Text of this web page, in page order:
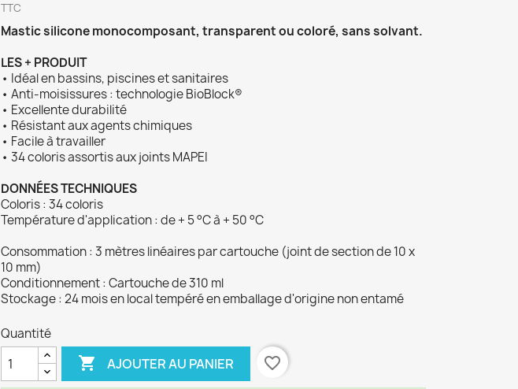
TTC
Mastic silicone monocomposant, transparent ou coloré, sans solvant.
LES + PRODUIT
• Idéal en bassins, piscines et sanitaires
• Anti-moisissures : technologie BioBlock®
• Excellente durabilité
• Résistant aux agents chimiques
• Facile à travailler
• 34 coloris assortis aux joints MAPEI
DONNÉES TECHNIQUES
Coloris : 34 coloris
Température d'application : de + 5 °C à + 50 °C
Consommation : 3 mètres linéaires par cartouche (joint de section de 10 x
10 mm)
Conditionnement : Cartouche de 310 ml
Stockage : 24 mois en local tempéré en emballage d'origine non entamé
Quantité
 AJOUTER AU PANIER favorite_border